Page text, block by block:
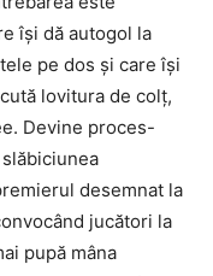
își dă autogol la
pe dos și care își
lovitura de colț,
Devine proces-
desemnat la
jucători la
pupă mâna